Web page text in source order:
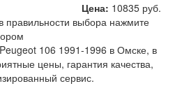
Цена: 10835 руб.
правильности выбора нажмите
106 1991-1996 в Омске, в
цены, гарантия качества,
сервис.